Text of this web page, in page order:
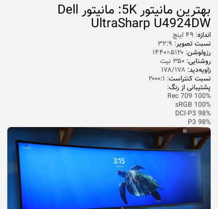
بهترین مانیتور 5K: مانیتور Dell
UltraSharp U4924DW
اندازه: ۴۹ اینچ
نسبت تصویر: ۳۲:۹
رزولوشن: ۵۱۲۰×۱۴۴۰
روشنایی: ۳۵۰ نیت
زاویه‌دید: ۱۷۸/۱۷۸
نسبت کنتراست: ۲۰۰۰:۱
پشتیبانی از رنگ:
100% Rec 709
100% sRGB
98% DCI-P3
98% P3